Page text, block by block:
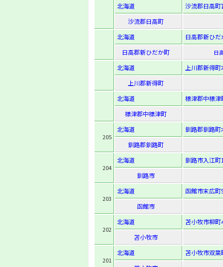
北海道
沙流郡日高
沙流郡日高町
北海道
日高郡新ひ
日高郡新ひだか町
日
北海道
上川郡新得
上川郡新得町
北海道
標津郡中標
標津郡中標津町
205
北海道
釧路郡釧路
釧路郡釧路町
204
北海道
釧路市入江
釧路市
203
北海道
函館市末広町
函館市
202
北海道
苫小牧市柳
苫小牧市
201
北海道
苫小牧市双